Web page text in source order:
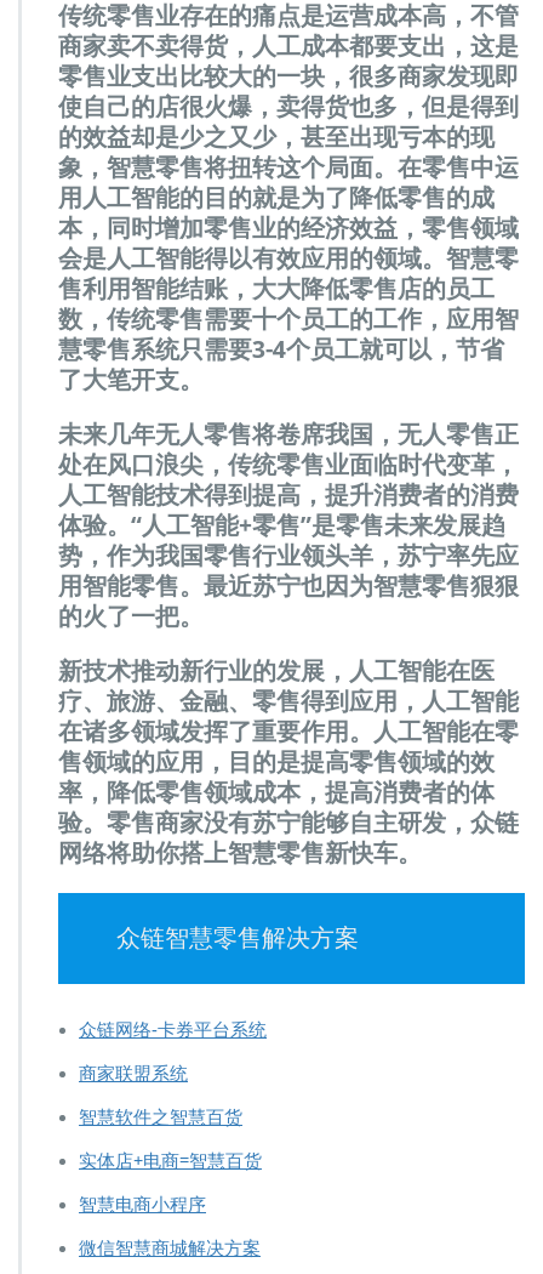
传统零售业存在的痛点是运营成本高，不管
商家卖不卖得货，人工成本都要支出，这是
零售业支出比较大的一块，很多商家发现即
使自己的店很火爆，卖得货也多，但是得到
的效益却是少之又少，甚至出现亏本的现
象，智慧零售将扭转这个局面。在零售中运
用人工智能的目的就是为了降低零售的成
本，同时增加零售业的经济效益，零售领域
会是人工智能得以有效应用的领域。智慧零
售利用智能结账，大大降低零售店的员工
数，传统零售需要十个员工的工作，应用智
慧零售系统只需要3-4个员工就可以，节省
了大笔开支。
未来几年无人零售将卷席我国，无人零售正
处在风口浪尖，传统零售业面临时代变革，
人工智能技术得到提高，提升消费者的消费
体验。“人工智能+零售”是零售未来发展趋
势，作为我国零售行业领头羊，苏宁率先应
用智能零售。最近苏宁也因为智慧零售狠狠
的火了一把。
新技术推动新行业的发展，人工智能在医
疗、旅游、金融、零售得到应用，人工智能
在诸多领域发挥了重要作用。人工智能在零
售领域的应用，目的是提高零售领域的效
率，降低零售领域成本，提高消费者的体
验。零售商家没有苏宁能够自主研发，众链
网络将助你搭上智慧零售新快车。
众链智慧零售解决方案
众链网络-卡券平台系统
商家联盟系统
智慧软件之智慧百货
实体店+电商=智慧百货
智慧电商小程序
微信智慧商城解决方案